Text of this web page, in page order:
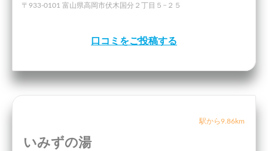
〒933-0101 富山県高岡市伏木国分２丁目５−２５
口コミをご投稿する
駅から9.86km
いみずの湯